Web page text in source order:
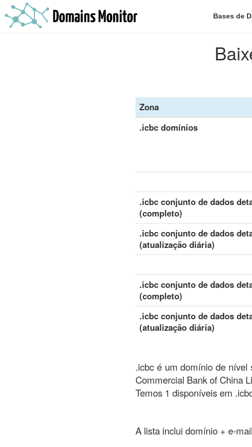
Bases de
Zona
.icbc domínios
.icbc conjunto de dados
(completo)
.icbc conjunto de dados
(atualização diária)
.icbc conjunto de dados
(completo)
.icbc conjunto de dados
(atualização diária)
.icbc é um domínio de nível
Commercial Bank of China
Temos 1 disponíveis em
A lista inclui domínio + e-